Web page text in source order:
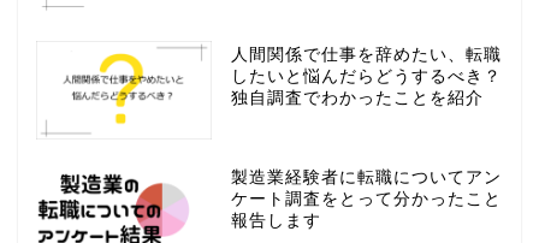
人間関係で仕事を辞めたい、転職
したいと悩んだらどうするべき？
独自調査でわかったことを紹介
製造業経験者に転職についてアン
ケート調査をとって分かったこと
報告します